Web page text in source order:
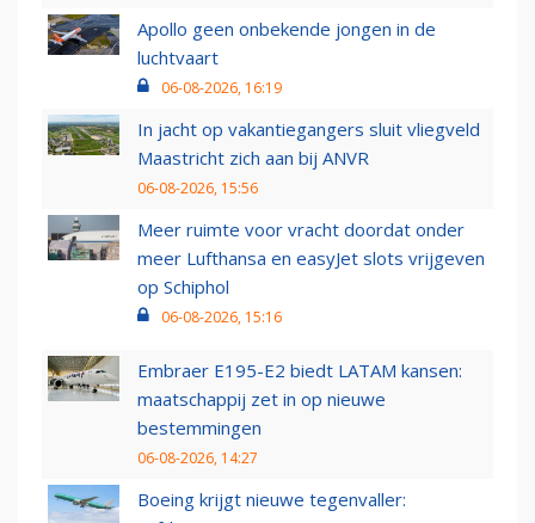
Apollo geen onbekende jongen in de
luchtvaart
06-08-2026, 16:19
In jacht op vakantiegangers sluit vliegveld
Maastricht zich aan bij ANVR
06-08-2026, 15:56
Meer ruimte voor vracht doordat onder
meer Lufthansa en easyJet slots vrijgeven
op Schiphol
06-08-2026, 15:16
Embraer E195-E2 biedt LATAM kansen:
maatschappij zet in op nieuwe
bestemmingen
06-08-2026, 14:27
Boeing krijgt nieuwe tegenvaller: